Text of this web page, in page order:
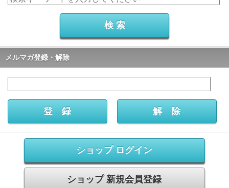
メルマガ登録・解除
ショップ ログイン
ショップ 新規会員登録